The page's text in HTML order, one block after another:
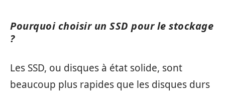
Pourquoi choisir un SSD pour le stockage
?
Les SSD, ou disques à état solide, sont
beaucoup plus rapides que les disques durs